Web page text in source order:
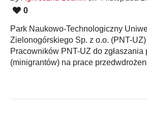
0
Park Naukowo-Technologiczny
Zielonogórskiego Sp. z o.o. (PNT-
Pracowników PNT-UZ do
(minigrantów) na prace